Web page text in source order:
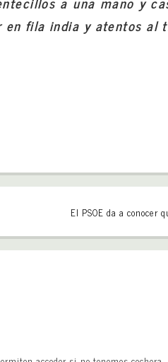
en fila india y atentos al
El PSOE da a conocer